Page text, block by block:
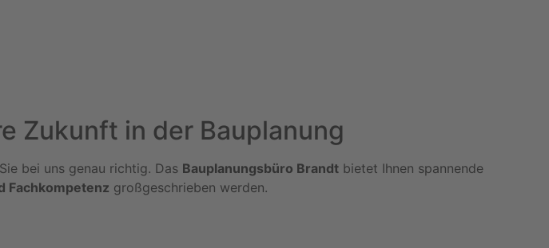
Zukunft in der Bauplanung
bei uns genau richtig. Das Bauplanungsbüro Brandt bietet Ihnen spannende
Fachkompetenz großgeschrieben werden.